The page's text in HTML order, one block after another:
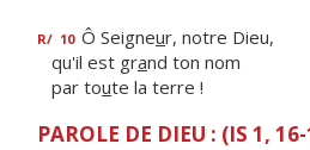
R/ 10 Ô Seigneur, notre Dieu,
qu'il est grand ton nom
par toute la terre !
PAROLE DE DIEU : (IS 1,